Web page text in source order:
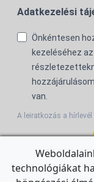
Adatkezelési
Önkéntesen
kezeléséhez az
van.
A leiratkozás a
For the English
technológiákat